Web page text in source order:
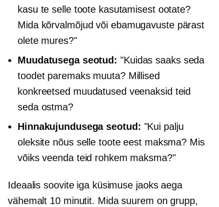
kasu te selle toote kasutamisest ootate?
Mida kõrvalmõjud või ebamugavuste pärast
olete mures?"
Muudatusega seotud: "Kuidas saaks seda
toodet paremaks muuta? Millised
konkreetsed muudatused veenaksid teid
seda ostma?
Hinnakujundusega seotud: "Kui palju
oleksite nõus selle toote eest maksma? Mis
võiks veenda teid rohkem maksma?"
Ideaalis soovite iga küsimuse jaoks aega
vähemalt 10 minutit. Mida suurem on grupp,